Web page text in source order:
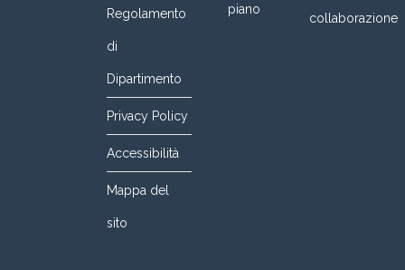
Regolamento
di
Dipartimento
Privacy Policy
Accessibilità
Mappa del
sito
piano
collaborazione